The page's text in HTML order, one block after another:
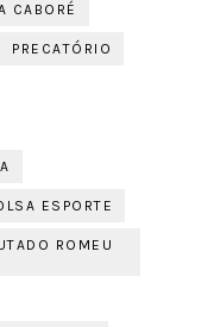
CABORÉ
PRECATÓRIO
ESPORTE
ROMEU